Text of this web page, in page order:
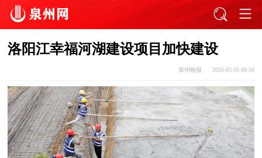
洛阳江幸福河湖建设项目加快建设
泉州晚报 2026-05-26 08:58